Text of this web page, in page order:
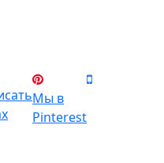
Мы в
Pinterest